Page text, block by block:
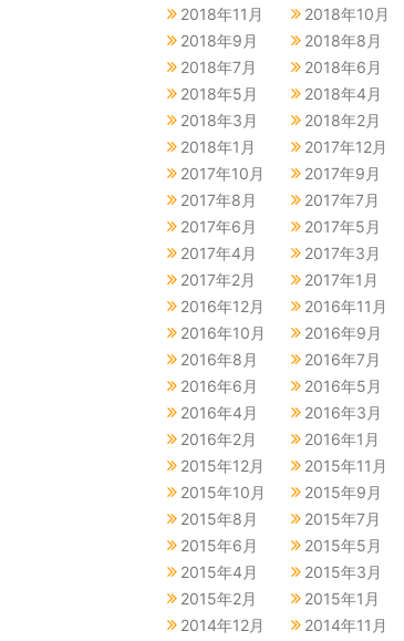
2018年11月
2018年10月
2018年9月
2018年8月
2018年7月
2018年6月
2018年5月
2018年4月
2018年3月
2018年2月
2018年1月
2017年12月
2017年10月
2017年9月
2017年8月
2017年7月
2017年6月
2017年5月
2017年4月
2017年3月
2017年2月
2017年1月
2016年12月
2016年11月
2016年10月
2016年9月
2016年8月
2016年7月
2016年6月
2016年5月
2016年4月
2016年3月
2016年2月
2016年1月
2015年12月
2015年11月
2015年10月
2015年9月
2015年8月
2015年7月
2015年6月
2015年5月
2015年4月
2015年3月
2015年2月
2015年1月
2014年12月
2014年11月